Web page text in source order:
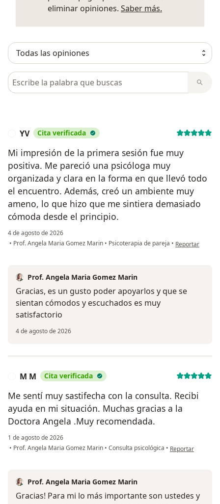
eliminar opiniones. Saber más.
Busca en opiniones
YV Cita verificada
Mi impresión de la primera sesión fue muy
positiva. Me pareció una psicóloga muy
organizada y clara en la forma en que llevó todo
el encuentro. Además, creó un ambiente muy
ameno, lo que hizo que me sintiera demasiado
cómoda desde el principio.
4 de agosto de 2026
• Prof. Angela Maria Gomez Marin • Psicoterapia de pareja • en opinión del
Reportar
Prof. Angela Maria Gomez Marin
Gracias, es un gusto poder apoyarlos y que se
sientan cómodos y escuchados es muy
satisfactorio
4 de agosto de 2026
M M Cita verificada
Me sentí muy sastifecha con la consulta. Recibi
ayuda en mi situación. Muchas gracias a la
Doctora Angela .Muy recomendada.
1 de agosto de 2026
• Prof. Angela Maria Gomez Marin • Consulta psicológica • en opinión del
Reportar
Prof. Angela Maria Gomez Marin
Gracias! Para mi lo más importante son ustedes y